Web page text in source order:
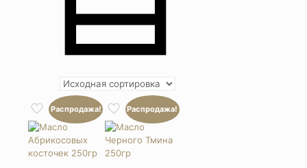
Распродажа! Распродажа!